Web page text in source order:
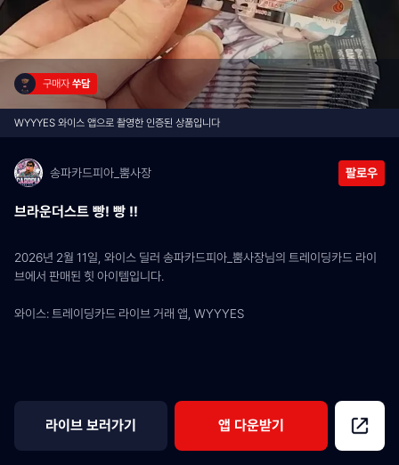
구매자 쑤담
WYYYES 와이스 앱으로 촬영한 인증된 상품입니다
송파카드피아_뿜사장 팔로우
브라운더스트 빵! 빵 !!
2026년 2월 11일, 와이스 딜러 송파카드피아_뿜사장님의 트레이딩카드 라이
브에서 판매된 힛 아이템입니다.
와이스: 트레이딩카드 라이브 거래 앱, WYYYES
라이브 보러가기 앱 다운받기